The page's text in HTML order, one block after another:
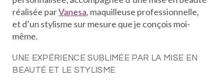
réalisée parVanesa, maquilleuse professionnelle,
et d’un stylisme sur mesure que je conçois moi-
même.
UNE EXPÉRIENCE SUBLIMÉE PAR LA MISE EN
BEAUTÉ ET LE STYLISME